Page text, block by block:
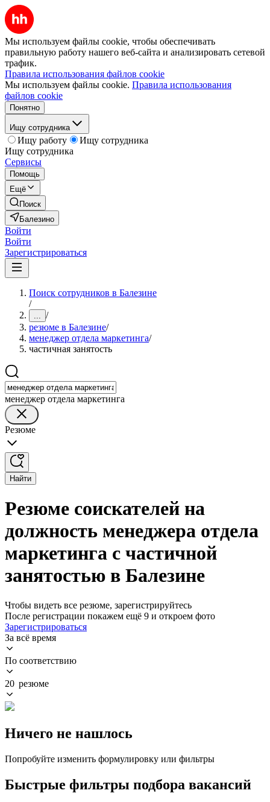
Мы используем файлы cookie, чтобы обеспечивать
правильную работу нашего веб-сайта и анализировать сетевой
трафик.
Правила использования файлов cookie
Мы используем файлы cookie. Правила использования
файлов cookie
Понятно
Ищу сотрудника
Ищу работу
Ищу сотрудника
Ищу сотрудника
Сервисы
Помощь
Ещё
Поиск
Балезино
Войти
Войти
Зарегистрироваться
Поиск сотрудников в Балезине
/
... /
резюме в Балезине/
менеджер отдела маркетинга/
частичная занятость
менеджер отдела маркетинга
Резюме
Найти
Резюме соискателей на
должность менеджера отдела
маркетинга с частичной
занятостью в Балезине
Чтобы видеть все резюме, зарегистрируйтесь
После регистрации покажем ещё 9 и откроем фото
Зарегистрироваться
За всё время
По соответствию
20 резюме
Ничего не нашлось
Попробуйте изменить формулировку или фильтры
Быстрые фильтры подбора вакансий